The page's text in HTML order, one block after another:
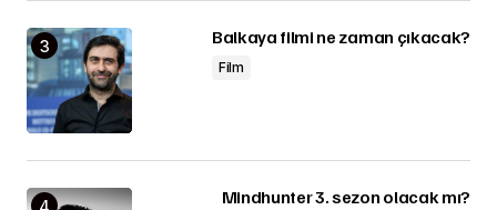
Balkaya filmi ne zaman çıkacak?
Film
Mindhunter 3. sezon olacak mı?